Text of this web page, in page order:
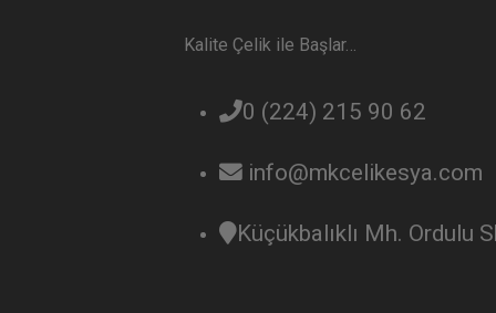
Kalite Çelik ile Başlar…
0 (224) 215 90 62
info@mkcelikesya.com
Küçükbalıklı Mh. Ordulu